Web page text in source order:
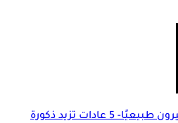
رفع هرمون التستوستيرون طبيعيًا- 5 عادات تزيد ذكورة